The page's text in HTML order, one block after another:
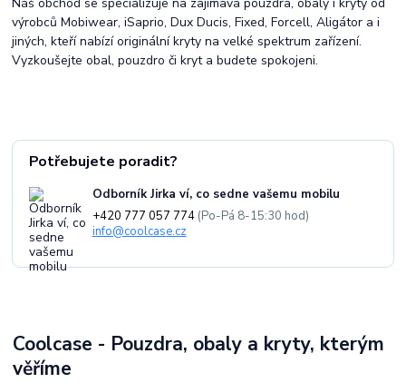
Potřebujete poradit?
Odborník Jirka ví, co sedne vašemu mobilu
+420 777 057 774 (Po-Pá 8-15:30 hod)
info@coolcase.cz
výrobců Mobiwear, iSaprio, Dux Ducis, Fixed, Forcell, Aligátor a i
jiných, kteří nabízí originální kryty na velké spektrum zařízení.
Vyzkoušejte obal, pouzdro či kryt a budete spokojeni.
Coolcase - Pouzdra, obaly a kryty, kterým
věříme